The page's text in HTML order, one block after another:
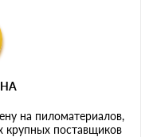
на пиломатериалов,
крупных поставщиков